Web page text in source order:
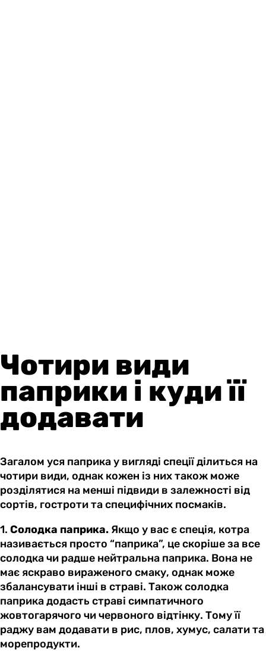
Чотири види
паприки і куди її
додавати
Загалом уся паприка у вигляді спеції ділиться на
чотири види, однак кожен із них також може
розділятися на менші підвиди в залежності від
сортів, гостроти та специфічних посмаків.
1. Солодка паприка. Якщо у вас є спеція, котра
називається просто “паприка”, це скоріше за все
солодка чи радше нейтральна паприка. Вона не
має яскраво вираженого смаку, однак може
збалансувати інші в страві. Також солодка
паприка додасть страві симпатичного
жовтогарячого чи червоного відтінку. Тому її
раджу вам додавати в рис, плов, хумус, салати та
морепродукти.